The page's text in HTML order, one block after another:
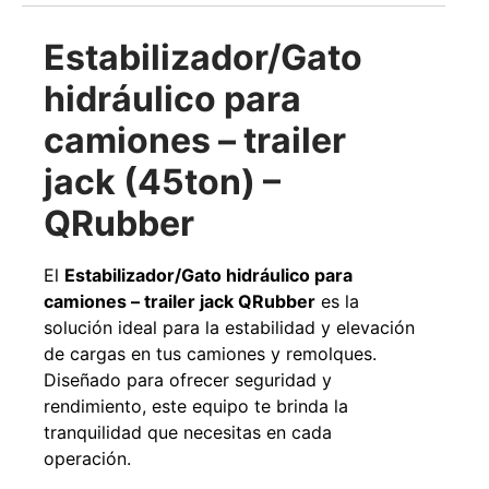
Estabilizador/Gato
hidráulico para
camiones – trailer
jack (45ton) –
QRubber
El Estabilizador/Gato hidráulico para
camiones – trailer jack QRubber es la
solución ideal para la estabilidad y elevación
de cargas en tus camiones y remolques.
Diseñado para ofrecer seguridad y
rendimiento, este equipo te brinda la
tranquilidad que necesitas en cada
operación.
Transpaleta eléctrica carga de 2tn
$2.842.858 $1.990.000
Agregar al carrito